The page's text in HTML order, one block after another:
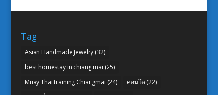
Tag
Asian Handmade Jewelry(32)
best homestay in chiang mai (25)
Muay Thai training Chiangmai (24) คอนโด (22)